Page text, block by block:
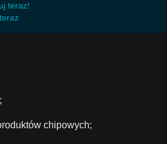
teraz!
chipowych;